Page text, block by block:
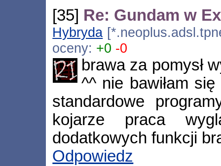
[35] Re: Gundam w
Hybryda
oceny: +0 -0
brawa za pomysł
^^ nie bawiłam
standardowe
kojarze praca
dodatkowych funkcji
Odpowiedz